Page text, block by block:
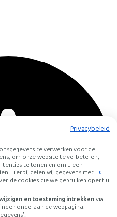
Privacybeleid
te verwerken voor de
om onze website te verbeteren,
te tonen en om u een
Hierbij delen wij gegevens met 10
de cookies die we gebruiken opent u
wijzigen en toesteming intrekken via
onderaan de webpagina.